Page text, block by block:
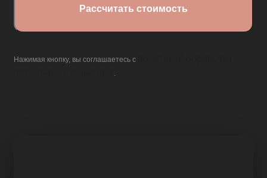
Нажимая кнопку, вы соглашаетесь с
.